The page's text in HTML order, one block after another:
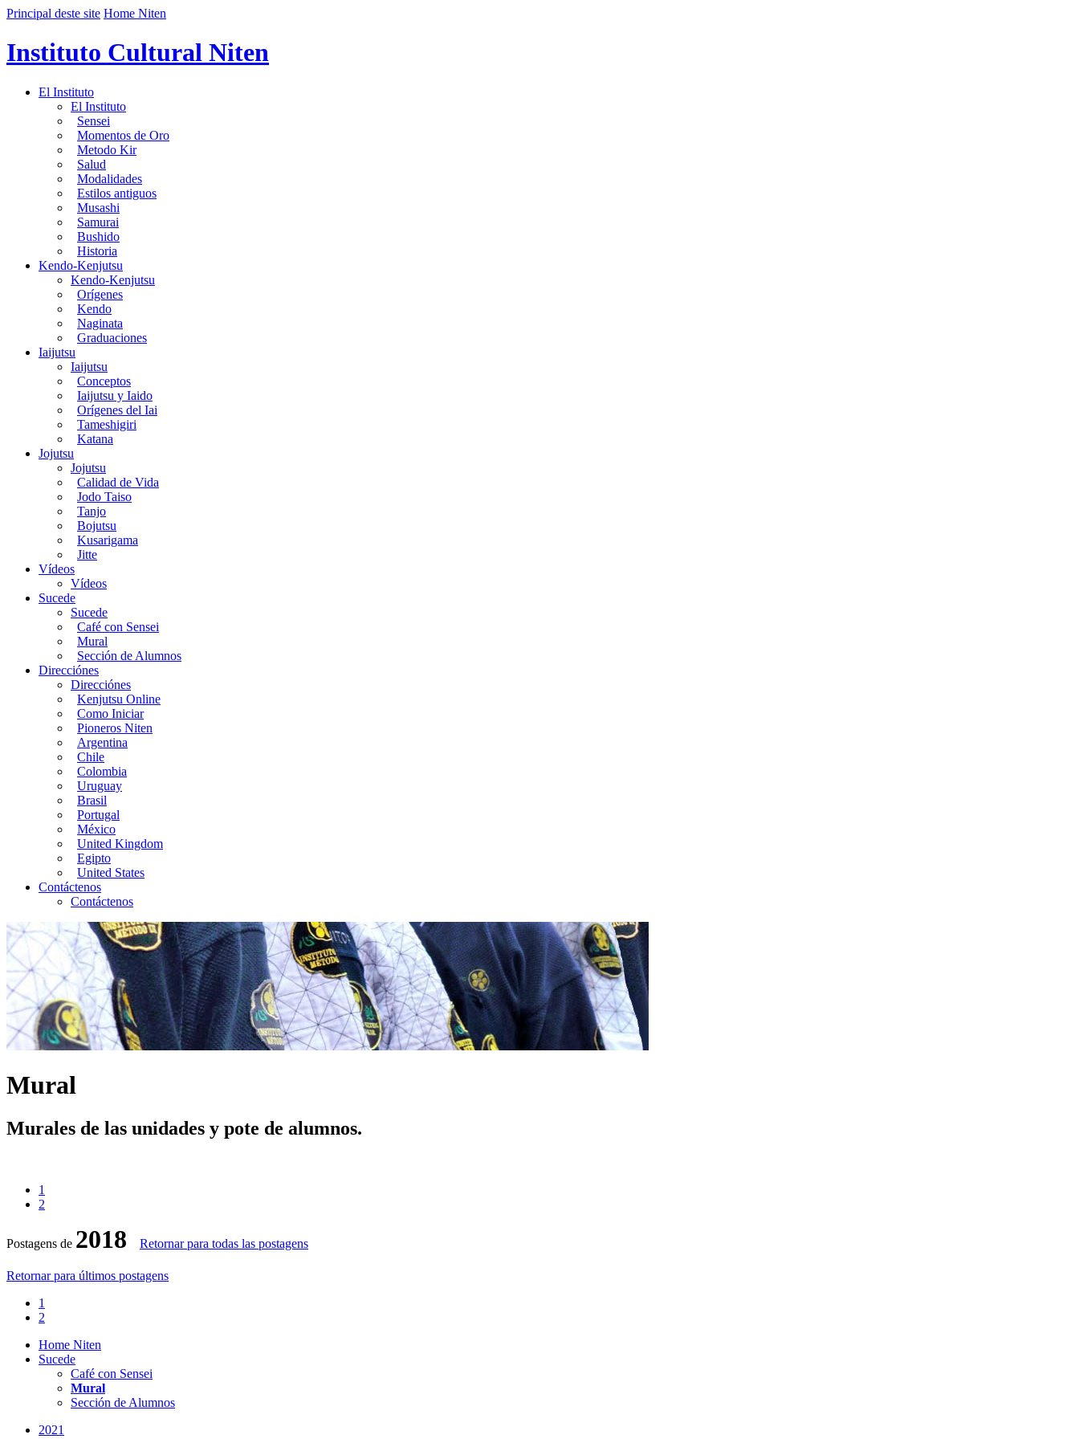
Principal deste site Home Niten
Instituto Cultural Niten
El Instituto
El Instituto
Sensei
Momentos de Oro
Metodo Kir
Salud
Modalidades
Estilos antiguos
Musashi
Samurai
Bushido
Historia
Kendo-Kenjutsu
Kendo-Kenjutsu
Orígenes
Kendo
Naginata
Graduaciones
Iaijutsu
Iaijutsu
Conceptos
Iaijutsu y Iaido
Orígenes del Iai
Tameshigiri
Katana
Jojutsu
Jojutsu
Calidad de Vida
Jodo Taiso
Tanjo
Bojutsu
Kusarigama
Jitte
Vídeos
Vídeos
Sucede
Sucede
Café con Sensei
Mural
Sección de Alumnos
Direcciónes
Direcciónes
Kenjutsu Online
Como Iniciar
Pioneros Niten
Argentina
Chile
Colombia
Uruguay
Brasil
Portugal
México
United Kingdom
Egipto
United States
Contáctenos
Contáctenos
Mural
Murales de las unidades y pote de alumnos.
1
2
Postagens de 2018 Retornar para todas las postagens
Retornar para últimos postagens
1
2
Home Niten
Sucede
Café con Sensei
Mural
Sección de Alumnos
2021